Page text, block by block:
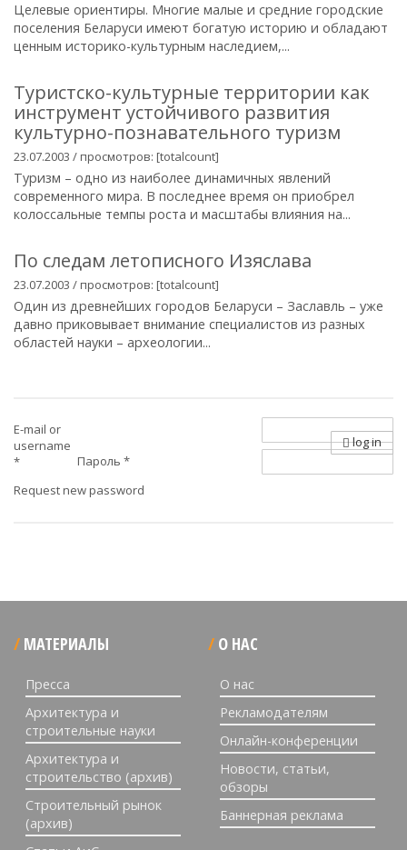
Целевые ориентиры. Многие малые и средние городские
поселения Беларуси имеют богатую историю и обладают
ценным историко-культурным наследием,...
Туристско-культурные территории как
инструмент устойчивого развития
культурно-познавательного туризм
23.07.2003 / просмотров: [totalcount]
Туризм – одно из наиболее динамичных явлений
современного мира. В последнее время он приобрел
колоссальные темпы роста и масштабы влияния на...
По следам летописного Изяслава
23.07.2003 / просмотров: [totalcount]
Один из древнейших городов Беларуси – Заславль – уже
давно приковывает внимание специалистов из разных
областей науки – археологии...
E-mail or
username
*
Пароль *
Request new password
log in
МАТЕРИАЛЫ
Пресса
Архитектура и
строительные науки
Архитектура и
строительство (архив)
Строительный рынок
(архив)
О НАС
О нас
Рекламодателям
Онлайн-конференции
Новости, статьи,
обзоры
Баннерная реклама